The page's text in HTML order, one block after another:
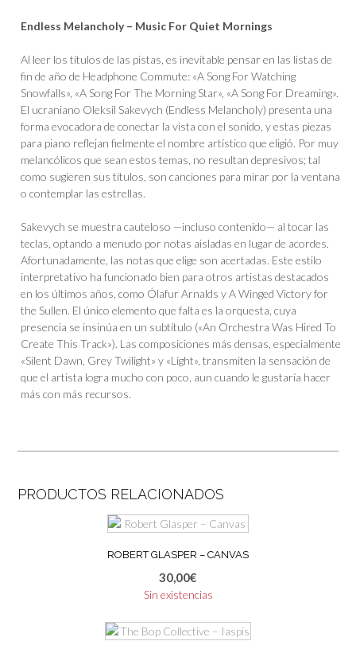
Endless Melancholy – Music For Quiet Mornings
Al leer los títulos de las pistas, es inevitable pensar en las listas de
fin de año de Headphone Commute: «A Song For Watching
Snowfalls», «A Song For The Morning Star», «A Song For Dreaming».
El ucraniano Oleksil Sakevych (Endless Melancholy) presenta una
forma evocadora de conectar la vista con el sonido, y estas piezas
para piano reflejan fielmente el nombre artístico que eligió. Por muy
melancólicos que sean estos temas, no resultan depresivos; tal
como sugieren sus títulos, son canciones para mirar por la ventana
o contemplar las estrellas.
Sakevych se muestra cauteloso —incluso contenido— al tocar las
teclas, optando a menudo por notas aisladas en lugar de acordes.
Afortunadamente, las notas que elige son acertadas. Este estilo
interpretativo ha funcionado bien para otros artistas destacados
en los últimos años, como Ólafur Arnalds y A Winged Victory for
the Sullen. El único elemento que falta es la orquesta, cuya
presencia se insinúa en un subtítulo («An Orchestra Was Hired To
Create This Track»). Las composiciones más densas, especialmente
«Silent Dawn, Grey Twilight» y «Light», transmiten la sensación de
que el artista logra mucho con poco, aun cuando le gustaría hacer
más con más recursos.
PRODUCTOS RELACIONADOS
ROBERT GLASPER ‎– CANVAS
30,00€
Sin existencias